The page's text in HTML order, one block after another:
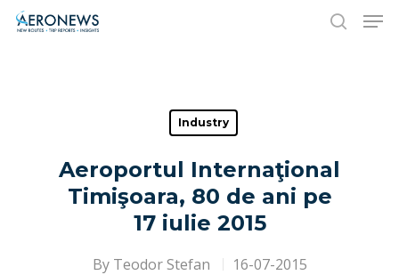
Hit enter to search or ESC to close
Industry
Aeroportul Internaţional
Timişoara, 80 de ani pe
17 iulie 2015
By Teodor Stefan 16-07-2015